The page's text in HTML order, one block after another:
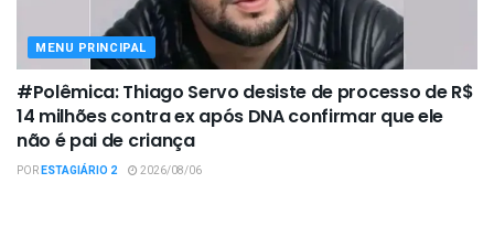
MENU PRINCIPAL
#Polêmica: Thiago Servo desiste de processo de R$
14 milhões contra ex após DNA confirmar que ele
não é pai de criança
PORESTAGIÁRIO 2 2026/08/06